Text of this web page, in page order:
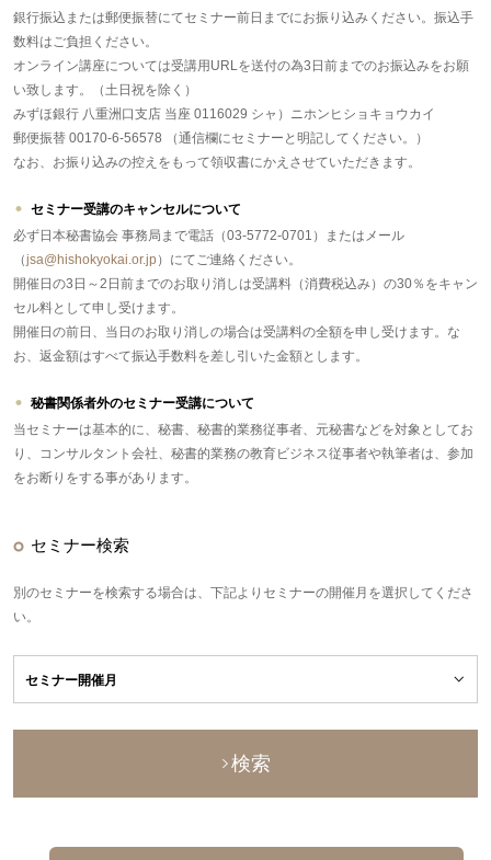
銀行振込または郵便振替にてセミナー前日までにお振り込みください。振込手
数料はご負担ください。
オンライン講座については受講用URLを送付の為3日前までのお振込みをお願
い致します。（土日祝を除く）
みずほ銀行 八重洲口支店 当座 0116029 シャ）ニホンヒショキョウカイ
郵便振替 00170-6-56578 （通信欄にセミナーと明記してください。）
なお、お振り込みの控えをもって領収書にかえさせていただきます。
セミナー受講のキャンセルについて
必ず日本秘書協会 事務局まで電話（03-5772-0701）またはメール
（jsa@hishokyokai.or.jp）にてご連絡ください。
開催日の3日～2日前までのお取り消しは受講料（消費税込み）の30％をキャン
セル料として申し受けます。
開催日の前日、当日のお取り消しの場合は受講料の全額を申し受けます。な
お、返金額はすべて振込手数料を差し引いた金額とします。
秘書関係者外のセミナー受講について
当セミナーは基本的に、秘書、秘書的業務従事者、元秘書などを対象としてお
り、コンサルタント会社、秘書的業務の教育ビジネス従事者や執筆者は、参加
をお断りをする事があります。
セミナー検索
別のセミナーを検索する場合は、下記よりセミナーの開催月を選択してくださ
い。
検索